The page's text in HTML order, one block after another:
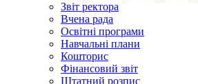
Звіт ректора
Вчена рада
Освітні програми
Навчальні плани
Кошторис
Фінансовий звіт
Штатний розпис